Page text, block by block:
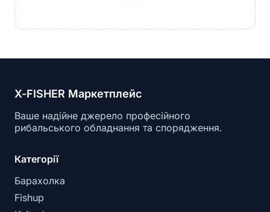
X-FISHER Маркетплейс
Ваше надійне джерело професійного
рибальського обладнання та спорядження.
Категорії
Барахолка
Fishup